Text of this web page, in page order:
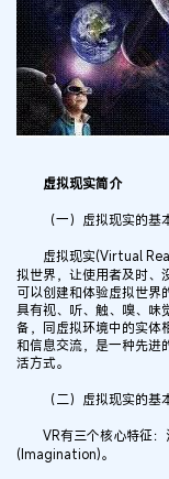
虚拟现实简介
（一）虚拟现实的基
虚拟现实(Virtual
拟世界，让使用者及时、
可以创建和体验虚拟世界
具有视、听、触、嗅、味
备，同虚拟环境中的实体
和信息交流，是一种先进
活方式。
（二）虚拟现实的基
VR有三个核心特征：
(Imagination)。